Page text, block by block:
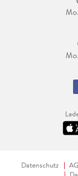
Datenschutz